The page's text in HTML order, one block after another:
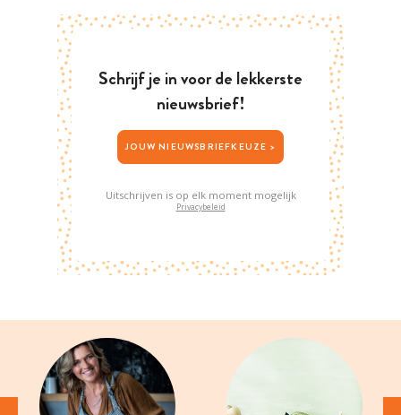
Schrijf je in voor de lekkerste
nieuwsbrief!
JOUW NIEUWSBRIEFKEUZE >
Uitschrijven is op elk moment mogelijk
Privacybeleid